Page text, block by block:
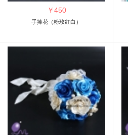
￥450
手捧花（粉玫红白）